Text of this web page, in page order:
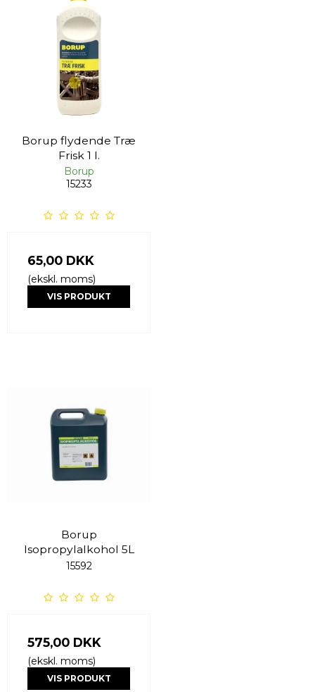
Borup flydende Træ
Frisk 1 l.
Borup
15233
65,00 DKK
(ekskl. moms)
VIS PRODUKT
Borup
Isopropylalkohol 5L
15592
575,00 DKK
(ekskl. moms)
VIS PRODUKT